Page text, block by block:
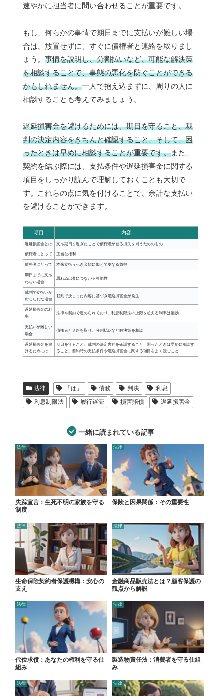
速やかに担当者に問い合わせることが重要です。
もし、何らかの事情で期日までに支払いが難しい場
合は、放置せずに、すぐに債権者と連絡を取りまし
ょう。 事情を説明し、分割払いなど、可能な解決策
を相談することで、事態の悪化を防ぐことができる
かもしれません。一人で抱え込まずに、周りの人に
相談することも考えてみましょう。
遅延損害金を避けるためには、期日を守ること、裁
判の決定内容をきちんと確認すること、そして、困
ったときは早めに相談することが重要です。また、
契約を結ぶ際には、支払条件や遅延損害金に関する
項目をしっかり読んで理解しておくことも大切で
す。これらの点に気を付けることで、余計な支払い
を避けることができます。
項目 内容
遅延損害金とは 支払期日を過ぎたことで債権者が被る損失を補うためのもの
債権者にとって 正当な権利
債務者にとって 本来支払うべき金額に加えて更なる負担
期日までに支払
わない場合
思わぬ出費につながる可能性
裁判で支払いが
命じられた場合
裁判で決まった内容に基づき遅延損害金が発生
遅延損害金の利
率
法律や契約で定められており、利息制限法の上限を超える利率は無効
支払いが難しい
場合
債権者と連絡を取り、分割払いなど解決策を相談
遅延損害金を避
けるためには
期日を守ること、裁判の決定内容を確認すること、困ったときは早めに相談す
ること、契約時の支払条件や遅延損害金に関する項目をよく読むこと
法律 「は」 債務 判決
利息
利息制限法
履行遅滞 損害賠償 遅延損害金
一緒に読まれている記事
法律
失踪宣言：生死不明の家族を守る
制度
法律
保険と因果関係：その重要性
法律
生命保険契約者保護機構：安心の
支え
法律
金融商品販売法とは？顧客保護の
観点から解説
法律
代位求償：あなたの権利を守る仕
組み
法律
製造物責任法：消費者を守る仕組
み
法律 法律